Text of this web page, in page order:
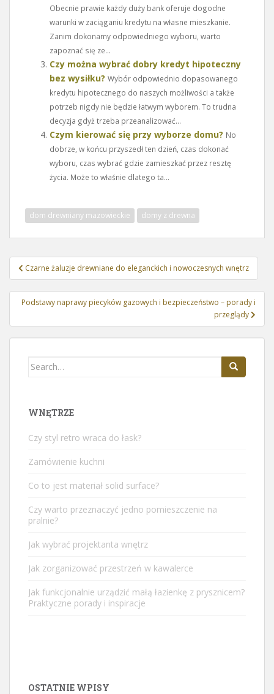
Obecnie prawie każdy duży bank oferuje dogodne
warunki w zaciąganiu kredytu na własne mieszkanie.
Zanim dokonamy odpowiedniego wyboru, warto
zapoznać się ze...
Czy można wybrać dobry kredyt hipoteczny
bez wysiłku? Wybór odpowiednio dopasowanego
kredytu hipotecznego do naszych możliwości a także
potrzeb nigdy nie będzie łatwym wyborem. To trudna
decyzja gdyż trzeba przeanalizować...
Czym kierować się przy wyborze domu? No
dobrze, w końcu przyszedł ten dzień, czas dokonać
wyboru, czas wybrać gdzie zamieszkać przez resztę
życia. Może to właśnie dlatego ta...
dom drewniany mazowieckie domy z drewna
Nawigacja
wpisu
Czarne żaluzje drewniane do eleganckich i nowoczesnych wnętrz
Podstawy naprawy piecyków gazowych i bezpieczeństwo – porady i
przeglądy
Search
WNĘTRZE
Czy styl retro wraca do łask?
Zamówienie kuchni
Co to jest materiał solid surface?
Czy warto przeznaczyć jedno pomieszczenie na
pralnie?
Jak wybrać projektanta wnętrz
Jak zorganizować przestrzeń w kawalerce
Jak funkcjonalnie urządzić małą łazienkę z prysznicem?
Praktyczne porady i inspiracje
OSTATNIE WPISY